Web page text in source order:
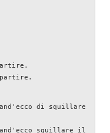
di squillare
squillare il